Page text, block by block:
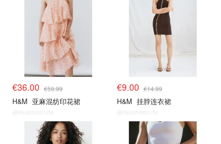
€36.00 €59.99
H&M 亚麻混纺印花裙
@dealmoon.de
€9.00 €14.99
H&M 挂脖连衣裙
@dealmoon.de